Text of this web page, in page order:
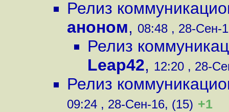
Релиз
аноном, 08:48 , 28-Сен-
Релиз
Leap42, 12:20 , 28-
Релиз
09:24 , 28-Сен-16, (15) +1